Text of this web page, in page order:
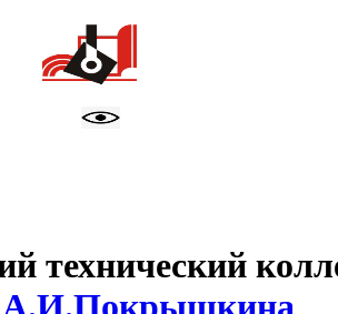
технический